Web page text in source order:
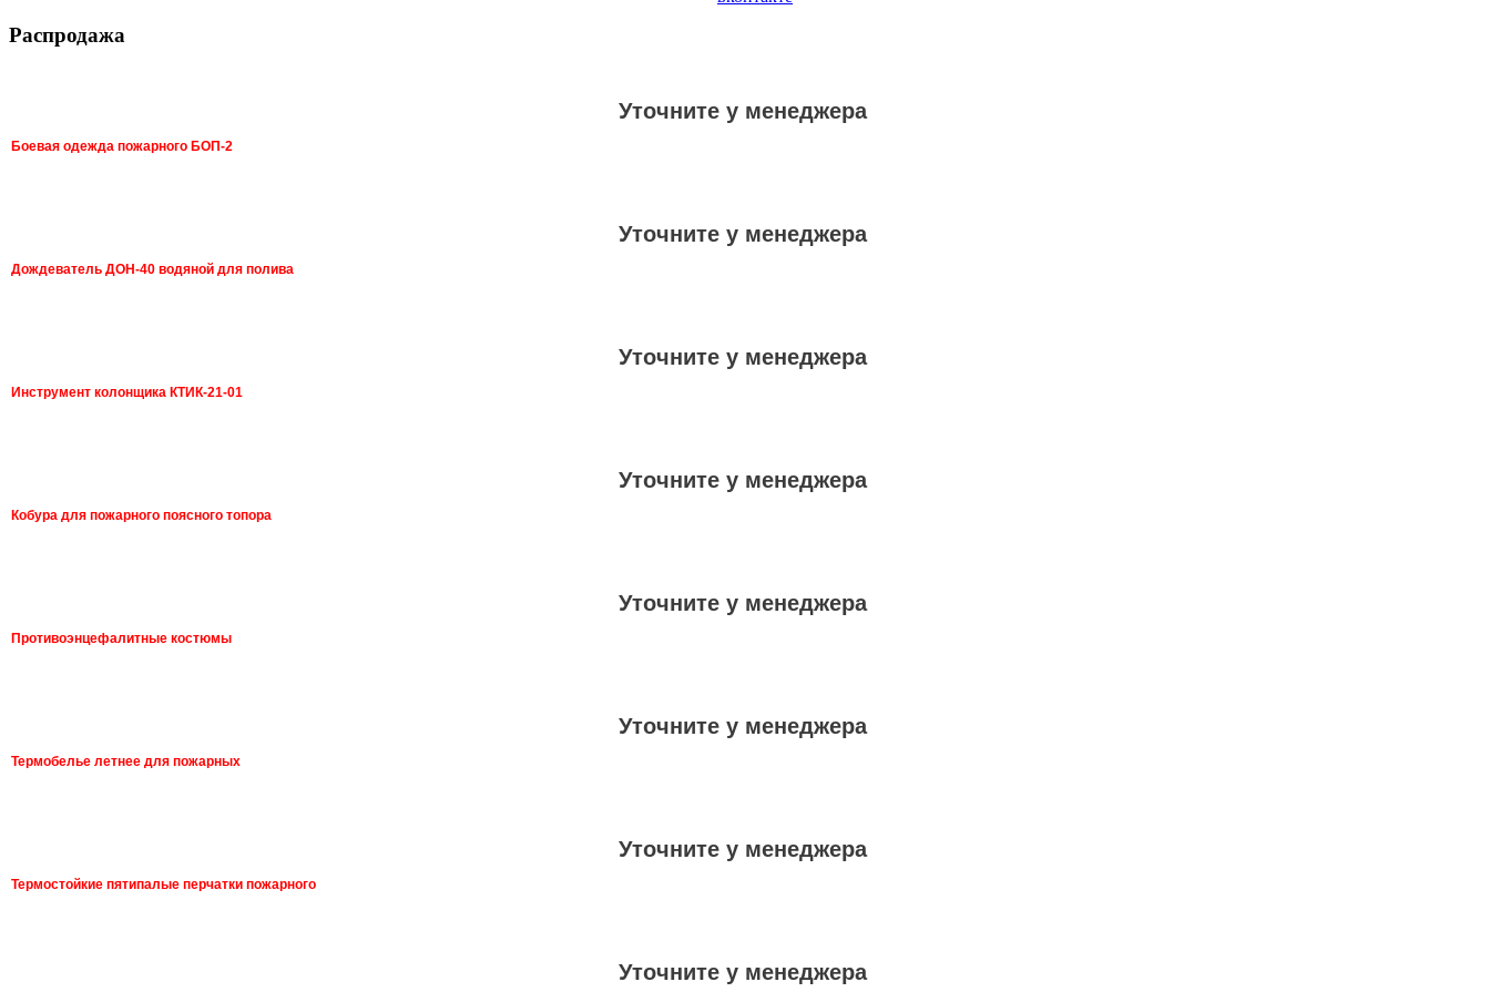
Распродажа
Уточните у менеджера
Боевая одежда пожарного БОП-2
Уточните у менеджера
Дождеватель ДОН-40 водяной для полива
Уточните у менеджера
Инструмент колонщика КТИК-21-01
Уточните у менеджера
Кобура для пожарного поясного топора
Уточните у менеджера
Противоэнцефалитные костюмы
Уточните у менеджера
Термобелье летнее для пожарных
Уточните у менеджера
Термостойкие пятипалые перчатки пожарного
Уточните у менеджера